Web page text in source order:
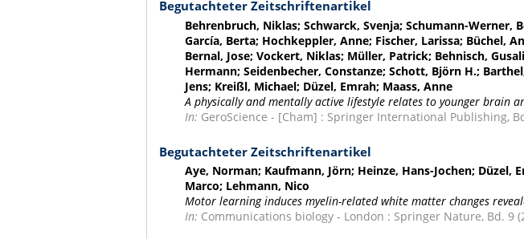
Begutachteter Zeitschriftenartikel
Behrenbruch, Niklas; Schwarck, Svenja; Schumann-Werner,
García, Berta; Hochkeppler, Anne; Fischer, Larissa; Büchel,
Bernal, Jose; Vockert, Niklas; Müller, Patrick; Behnisch,
Hermann; Seidenbecher, Constanze; Schott, Björn H.;
Jens; Kreißl, Michael; Düzel, Emrah; Maass, Anne
A physically and mentally active lifestyle relates to younger brain
In: GeroScience - [Cham] : Springer International Publishing,
Begutachteter Zeitschriftenartikel
Aye, Norman; Kaufmann, Jörn; Heinze, Hans-Jochen; Düzel,
Marco; Lehmann, Nico
Motor learning induces myelin-related white matter changes
In: Communications biology - London : Springer Nature, Bd. 9